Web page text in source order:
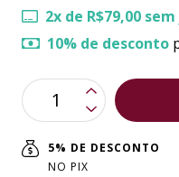
2x de R$79,00
10% de desconto
5% DE DESCONTO
NO PIX